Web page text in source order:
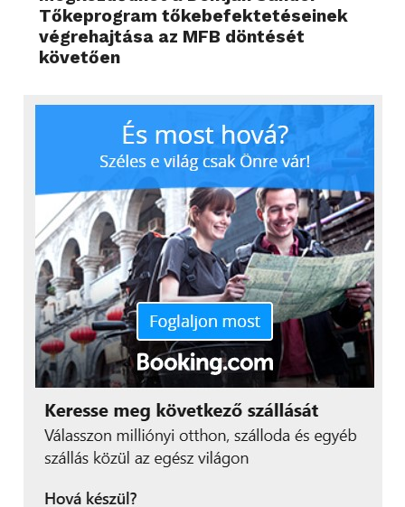
Tőkeprogram tőkebefektetéseinek
végrehajtása az MFB döntését
követően